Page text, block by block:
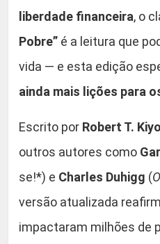
2
9
9
0
.
ç
o
d
0
n
o
s
t
liberdade financeira, o
Pobre” é a leitura que
vida — e esta edição
ainda mais lições para
Escrito por Robert T.
outros autores como
se!*) e Charles Duhigg (
versão atualizada
impactaram milhões de